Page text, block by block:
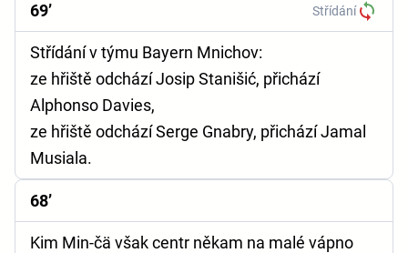
69’ Střídání
Střídání v týmu Bayern Mnichov:
ze hřiště odchází Josip Stanišić, přichází
Alphonso Davies,
ze hřiště odchází Serge Gnabry, přichází Jamal
Musiala.
68’
Kim Min-čä však centr někam na malé vápno